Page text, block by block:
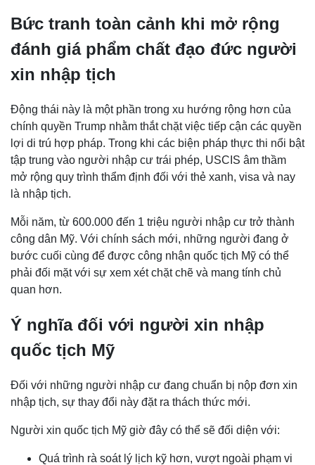
Bức tranh toàn cảnh khi mở rộng
đánh giá phẩm chất đạo đức người
xin nhập tịch
Động thái này là một phần trong xu hướng rộng hơn của
chính quyền Trump nhằm thắt chặt việc tiếp cận các quyền
lợi di trú hợp pháp. Trong khi các biện pháp thực thi nổi bật
tập trung vào người nhập cư trái phép, USCIS âm thầm
mở rộng quy trình thẩm định đối với thẻ xanh, visa và nay
là nhập tịch.
Mỗi năm, từ 600.000 đến 1 triệu người nhập cư trở thành
công dân Mỹ. Với chính sách mới, những người đang ở
bước cuối cùng để được công nhận quốc tịch Mỹ có thể
phải đối mặt với sự xem xét chặt chẽ và mang tính chủ
quan hơn.
Ý nghĩa đối với người xin nhập
quốc tịch Mỹ
Đối với những người nhập cư đang chuẩn bị nộp đơn xin
nhập tịch, sự thay đổi này đặt ra thách thức mới.
Người xin quốc tịch Mỹ giờ đây có thể sẽ đối diện với:
Quá trình rà soát lý lịch kỹ hơn, vượt ngoài phạm vi